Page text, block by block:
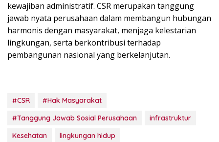
kewajiban administratif. CSR merupakan tanggung
jawab nyata perusahaan dalam membangun hubungan
harmonis dengan masyarakat, menjaga kelestarian
lingkungan, serta berkontribusi terhadap
pembangunan nasional yang berkelanjutan.
#CSR
#Hak Masyarakat
#Tanggung Jawab Sosial Perusahaan
infrastruktur
Kesehatan
lingkungan hidup